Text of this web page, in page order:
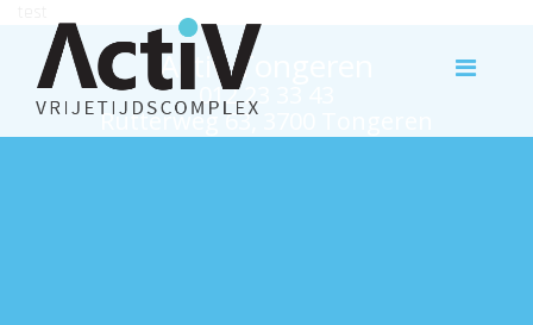
Activ Tongeren
012 23 33 43
Rutterweg 63, 3700 Tongeren